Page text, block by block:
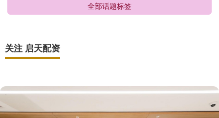
全部话题标签
关注 启天配资